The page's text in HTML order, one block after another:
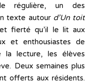
régulière, un des
texte autour d’Un toit
fierté qu’il le lit aux
et enthousiastes de
lecture, les élèves
Deux semaines plus
offerts aux résidents.